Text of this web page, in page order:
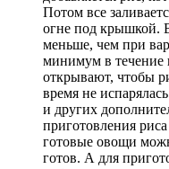
Потом все
огне под крышкой.
меньше, чем при
минимум в течение
открывают, чтобы
время не
и других
приготовления
готовые овощи
готов. А для